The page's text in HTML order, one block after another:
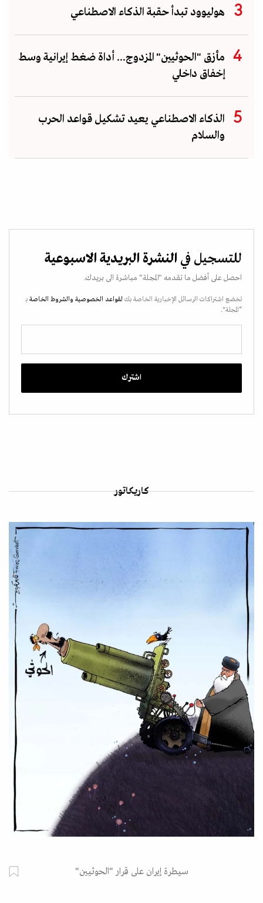
هوليوود تبدأ حقبة الذكاء الاصطناعي
مأزق "الحوثيين" المزدوج... أداة ضغط إيرانية وسط
إخفاق داخلي
الذكاء الاصطناعي يعيد تشكيل قواعد الحرب
والسلام
للتسجيل في النشرة البريدية الاسبوعية
احصل على أفضل ما تقدمه "المجلة" مباشرة الى بريدك.
تخضع اشتراكات الرسائل الإخبارية الخاصة بك لقواعد الخصوصية والشروط الخاصة بـ
“المجلة".
كاريكاتور
سيطرة إيران على قرار "الحوثيين"